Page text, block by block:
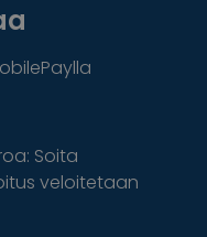
Soita
veloitetaan